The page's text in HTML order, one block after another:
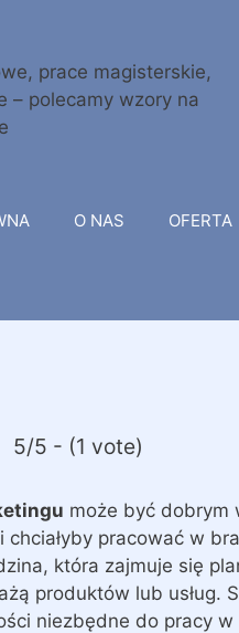
O NAS OFERTA
5/5 - (1 vote)
może być dobrym
chciałyby pracować w
która zajmuje się
produktów lub
niezbędne do pracy